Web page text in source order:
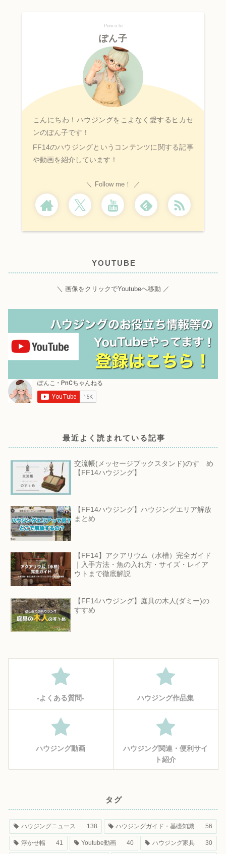
Ponco tu
ぽん子
こんにちわ！ハウジングをこよなく愛するヒカセ
ンのぽん子です！
FF14のハウジングというコンテンツに関する記事
や動画を紹介しています！
Follow me！
YOUTUBE
＼ 画像をクリックでYoutubeへ移動 ／
最近よく読まれている記事
交流帳(メッセージブックスタンド)のすゝめ
【FF14ハウジング】
【FF14ハウジング】ハウジングエリア解放
まとめ
【FF14】アクアリウム（水槽）完全ガイド
｜入手方法・魚の入れ方・サイズ・レイア
ウトまで徹底解説
【FF14ハウジング】庭具の木人(ダミー)の
すすめ
‐よくある質問‐ ハウジング作品集
ハウジング動画
ハウジング関連・便利サイ
ト紹介
タグ
ハウジングニュース 138 ハウジングガイド・基礎知識 56
浮かせ幅 41 Youtube動画 40 ハウジング家具 30